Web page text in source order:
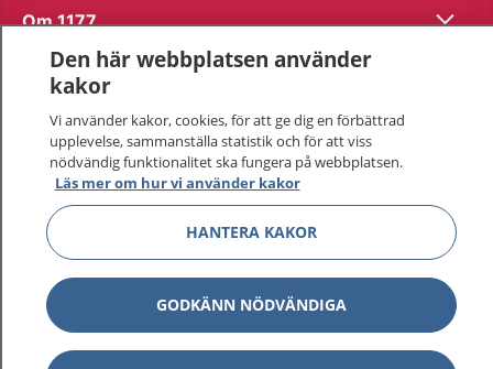
Om 1177 Visa
Kontakt
Behandling av personuppgifter
Hantering av kakor
Inställningar för kakor
1177 – en tjänst frånInera.
Den här webbplatsen använder
kakor
Vi använder kakor, cookies, för att ge dig en förbättrad
upplevelse, sammanställa statistik och för att viss
nödvändig funktionalitet ska fungera på webbplatsen.
Läs mer om hur vi använder kakor
HANTERA KAKOR
GODKÄNN NÖDVÄNDIGA